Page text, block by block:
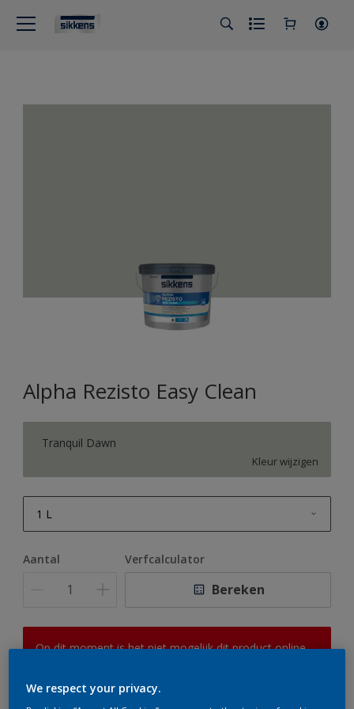
Alpha Rezisto Easy Clean
Tranquil Dawn
Kleur wijzigen
1 L
10 L
Aantal Verfcalculator
Bereken
Op dit moment is het niet mogelijk dit product online
er hard aan om de voorraad aan te vullen.
We respect your privacy.